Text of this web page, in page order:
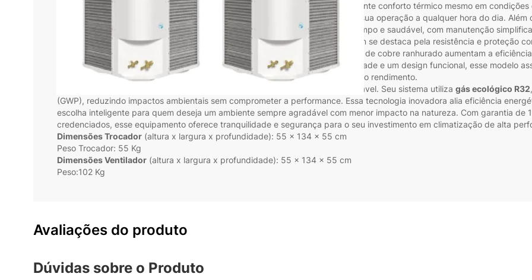
ambientes amplos. Seu design robusto aliado a uma tecnologia avançada garante conforto térmico mesmo em
iluminado, proporciona controle preciso e intuitivo da temperatura, facilitando sua operação a qualquer hora do dia.
até 90% das partículas menores que 5 micras, garantindo um ambiente mais limpo e saudável, com manutenção
Construído com chapas de aço reforçadas e tratadas com zinco, o Splitão Elgin se destaca pela resistência e proteção
eletrostática para maior durabilidade e acabamento superior. Suas serpentinas de cobre ranhurado aumentam a
equipamento e garantindo maior vida útil. Combinando materiais de alta qualidade e um design funcional, esse modelo
estabelecimentos comerciais, industriais e espaços que exigem soluções de alto rendimento.
Além da potência e durabilidade, o Splitão Elgin também é uma opção sustentável. Seu sistema utiliza gás ecológico R32
(GWP), reduzindo impactos ambientais sem comprometer a performance. Essa tecnologia inovadora alia eficiência
escolha inteligente para quem deseja um ambiente sempre agradável com menor impacto na natureza. Com garantia de
credenciados, esse equipamento oferece tranquilidade e segurança para o seu investimento em climatização de alta
Dimensões Trocador (altura x largura x profundidade): 55 x 134 x 55 cm
Peso Trocador: 55 Kg
Dimensões Ventilador (altura x largura x profundidade): 55 x 134 x 55 cm
Peso:102 Kg
Avaliações do produto
Dúvidas sobre o Produto